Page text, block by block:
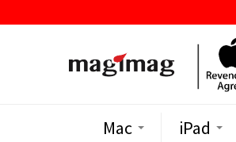
Mac iPad